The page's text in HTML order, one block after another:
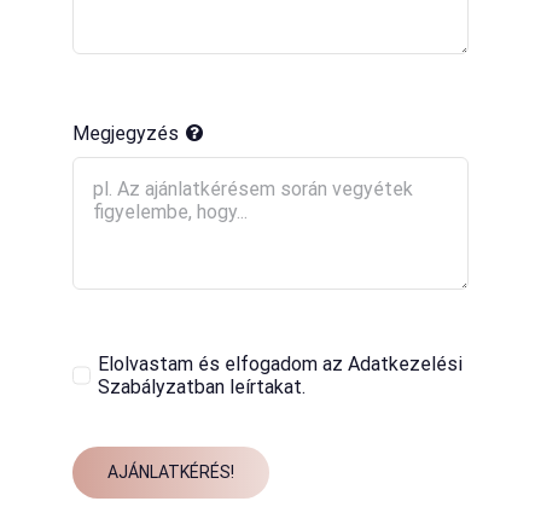
Megjegyzés
Elolvastam és elfogadom az Adatkezelési
Szabályzatban leírtakat.
AJÁNLATKÉRÉS!